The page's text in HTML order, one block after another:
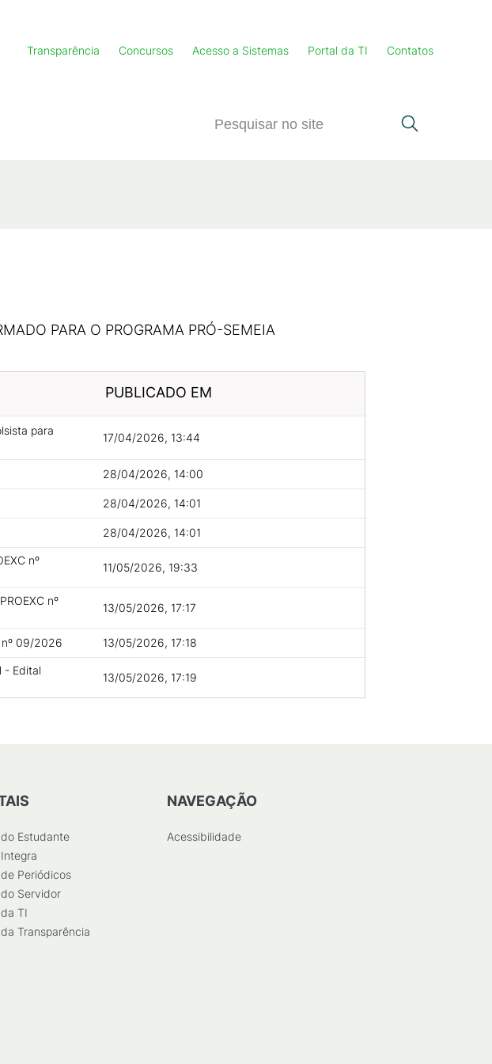
Transparência Concursos Acesso a Sistemas Portal da TI Contatos
PARA O PROGRAMA PRÓ-SEMEIA
PUBLICADO EM
para
17/04/2026, 13:44
28/04/2026, 14:00
28/04/2026, 14:01
28/04/2026, 14:01
nº
11/05/2026, 19:33
nº
13/05/2026, 17:17
nº 09/2026 13/05/2026, 17:18
- Edital
13/05/2026, 17:19
Estudante
Periódicos
Servidor
TI
Transparência
NAVEGAÇÃO
Acessibilidade